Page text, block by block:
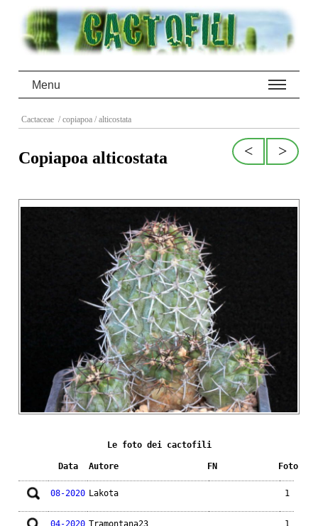
Menu
Cactaceae / copiapoa / alticostata
>
<
Copiapoa alticostata
Le foto dei cactofili
Data Autore FN Foto
08-2020 Lakota 1
04-2020 Tramontana23 1